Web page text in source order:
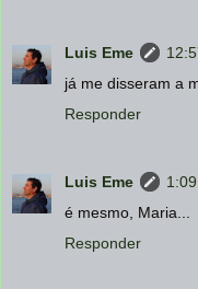
Luis Eme
já me disseram a
Responder
Luis Eme
é mesmo, Maria...
Responder